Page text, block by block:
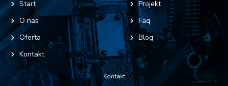
Start
O nas
Oferta
Kontakt
Projekt
Faq
Blog
Kontakt